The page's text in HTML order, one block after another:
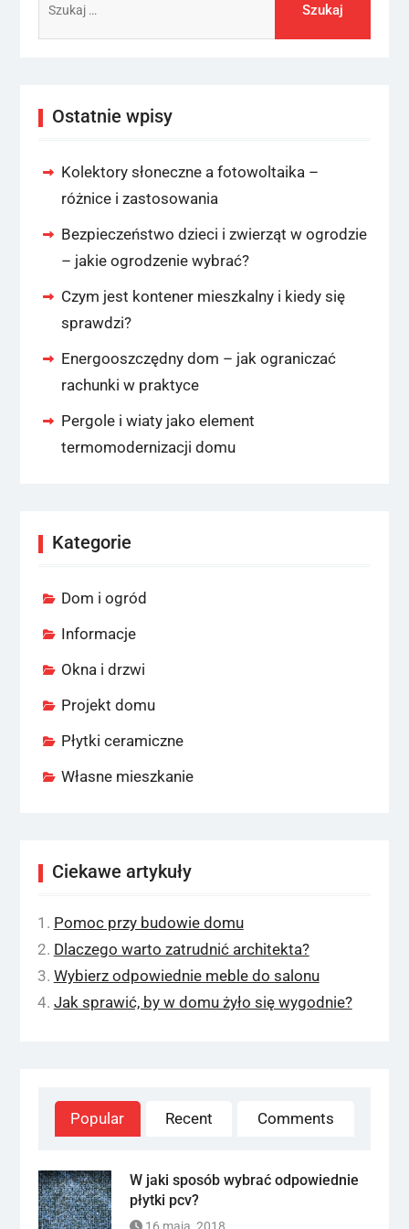
Ostatnie wpisy
Kolektory słoneczne a fotowoltaika –
różnice i zastosowania
Bezpieczeństwo dzieci i zwierząt w ogrodzie
– jakie ogrodzenie wybrać?
Czym jest kontener mieszkalny i kiedy się
sprawdzi?
Energooszczędny dom – jak ograniczać
rachunki w praktyce
Pergole i wiaty jako element
termomodernizacji domu
Kategorie
Dom i ogród
Informacje
Okna i drzwi
Projekt domu
Płytki ceramiczne
Własne mieszkanie
Ciekawe artykuły
Pomoc przy budowie domu
Dlaczego warto zatrudnić architekta?
Wybierz odpowiednie meble do salonu
Jak sprawić, by w domu żyło się wygodnie?
Popular Recent Comments
W jaki sposób wybrać odpowiednie
płytki pcv?